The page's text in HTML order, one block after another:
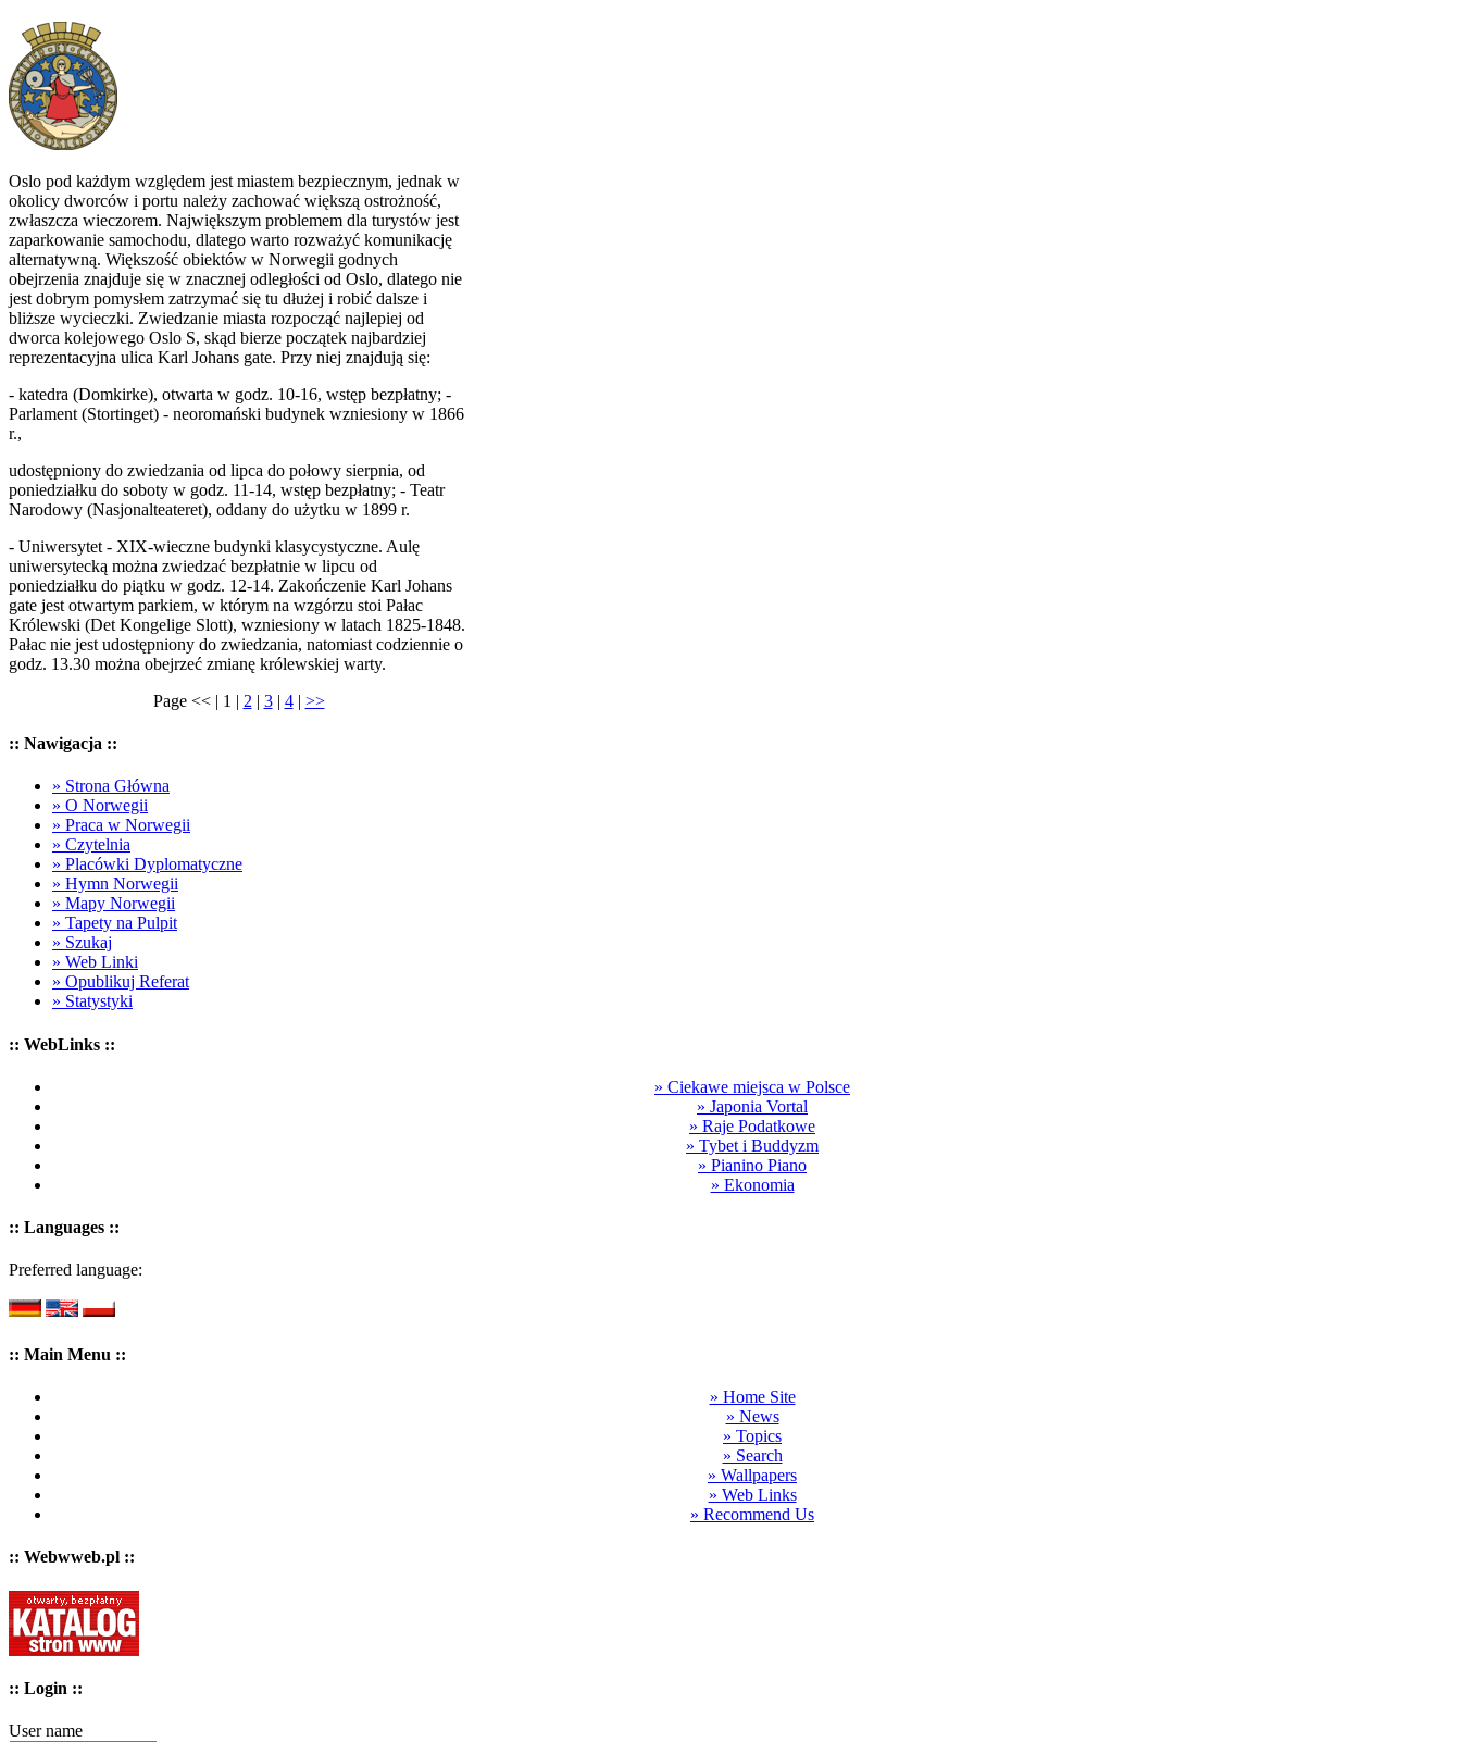
Oslo pod każdym względem jest miastem bezpiecznym, jednak w
okolicy dworców i portu należy zachować większą ostrożność,
zwłaszcza wieczorem. Największym problemem dla turystów jest
zaparkowanie samochodu, dlatego warto rozważyć komunikację
alternatywną. Większość obiektów w Norwegii godnych
obejrzenia znajduje się w znacznej odległości od Oslo, dlatego nie
jest dobrym pomysłem zatrzymać się tu dłużej i robić dalsze i
bliższe wycieczki. Zwiedzanie miasta rozpocząć najlepiej od
dworca kolejowego Oslo S, skąd bierze początek najbardziej
reprezentacyjna ulica Karl Johans gate. Przy niej znajdują się:
- katedra (Domkirke), otwarta w godz. 10-16, wstęp bezpłatny; -
Parlament (Stortinget) - neoromański budynek wzniesiony w 1866
r.,
udostępniony do zwiedzania od lipca do połowy sierpnia, od
poniedziałku do soboty w godz. 11-14, wstęp bezpłatny; - Teatr
Narodowy (Nasjonalteateret), oddany do użytku w 1899 r.
- Uniwersytet - XIX-wieczne budynki klasycystyczne. Aulę
uniwersytecką można zwiedzać bezpłatnie w lipcu od
poniedziałku do piątku w godz. 12-14. Zakończenie Karl Johans
gate jest otwartym parkiem, w którym na wzgórzu stoi Pałac
Królewski (Det Kongelige Slott), wzniesiony w latach 1825-1848.
Pałac nie jest udostępniony do zwiedzania, natomiast codziennie o
godz. 13.30 można obejrzeć zmianę królewskiej warty.
Page << | 1 | 2 | 3| 4| >>
:: Nawigacja ::
» Strona Główna
» O Norwegii
» Praca w Norwegii
» Czytelnia
» Placówki Dyplomatyczne
» Hymn Norwegii
» Mapy Norwegii
» Tapety na Pulpit
» Szukaj
» Web Linki
» Opublikuj Referat
» Statystyki
:: WebLinks ::
» Ciekawe miejsca w Polsce
» Japonia Vortal
» Raje Podatkowe
» Tybet i Buddyzm
» Pianino Piano
» Ekonomia
:: Languages ::
Preferred language:
:: Main Menu ::
» Home Site
» News
» Topics
» Search
» Wallpapers
» Web Links
» Recommend Us
:: Webwweb.pl ::
:: Login ::
User name